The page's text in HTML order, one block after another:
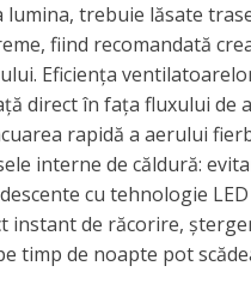
trebuie lăsate
fiind recomandată
​Eficiența
direct în fața fluxului
rapidă a aerului
interne de căldură:
cu tehnologie
instant de răcorire,
timp de noapte pot